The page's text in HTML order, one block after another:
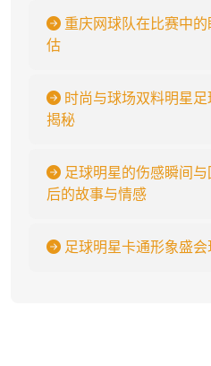
重庆网球队在比赛中
估
时尚与球场双料明星
揭秘
足球明星的伤感瞬间
后的故事与情感
足球明星卡通形象盛